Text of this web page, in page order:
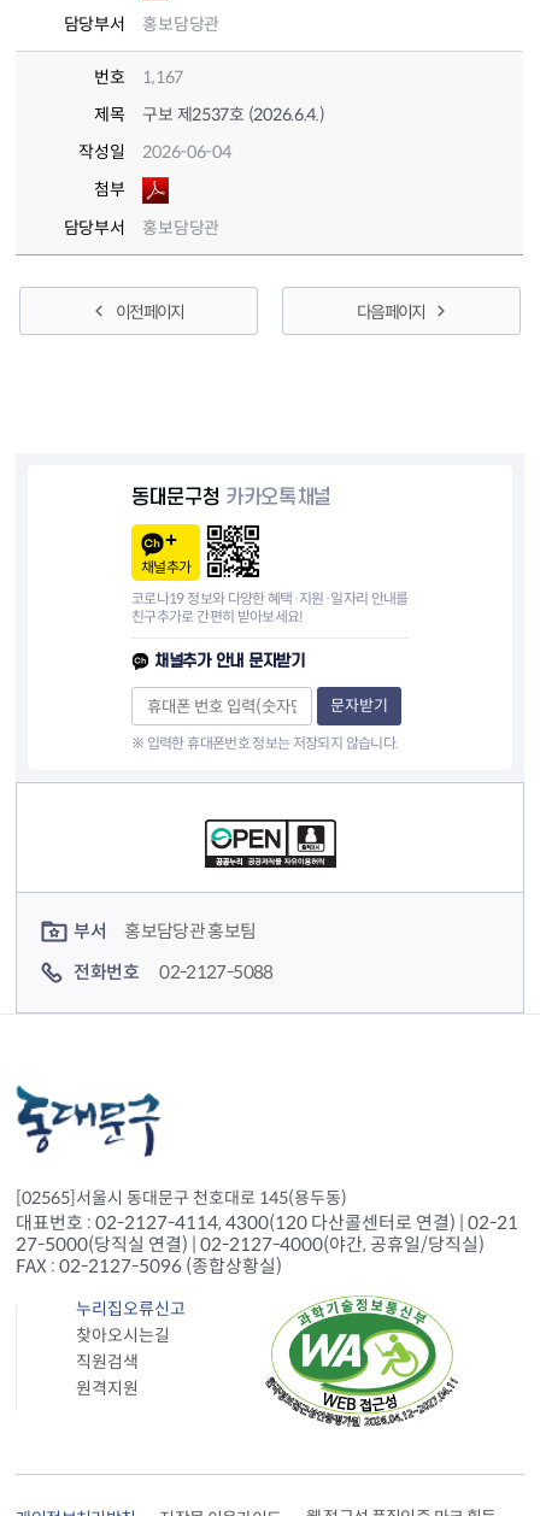
담당부서
홍보담당관
번호
1,167
제목
구보 제2537호 (2026.6.4.)
작성일
2026-06-04
첨부
담당부서
홍보담당관
이전 페이지 다음 페이지
동대문구청 카카오톡채널
채널추가
코로나19 정보와 다양한 혜택·지원·일자리 안내를
친구추가로 간편히 받아보세요!
채널추가 안내 문자받기
문자받기
※ 입력한 휴대폰번호 정보는 저장되지 않습니다.
부서
홍보담당관 홍보팀
전화번호
02-2127-5088
[02565]서울시 동대문구 천호대로 145(용두동)
대표번호 : 02-2127-4114, 4300(120 다산콜센터로 연결) | 02-21
27-5000(당직실 연결) | 02-2127-4000(야간, 공휴일/당직실)
FAX : 02-2127-5096 (종합상황실)
누리집오류신고
찾아오시는길
직원검색
원격지원